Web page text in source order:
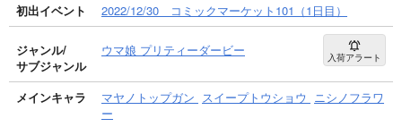
初出イベント
2022/12/30 コミックマーケット101（1日目）
ジャンル/
サブジャンル
ウマ娘 プリティーダービー 入荷アラート
メインキャラ マヤノトップガン スイープトウショウ
ニシノフラワ
ー